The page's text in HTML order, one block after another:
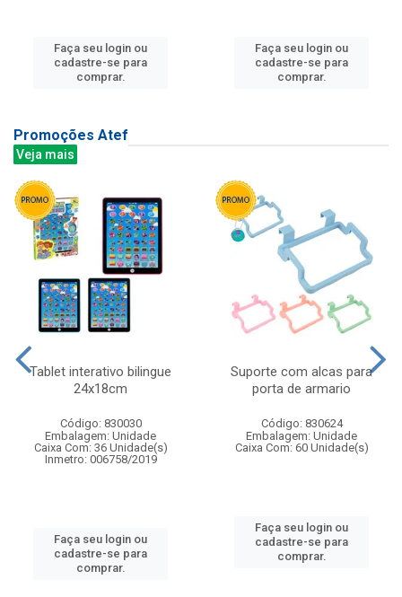
Faça seu login ou
cadastre-se para
comprar.
Faça seu login ou
cadastre-se para
comprar.
Promoções Atef
Veja mais
Tablet interativo bilingue
24x18cm
Código: 830030
Embalagem: Unidade
Caixa Com: 36 Unidade(s)
Inmetro: 006758/2019
Faça seu login ou
cadastre-se para
comprar.
Suporte com alcas para
porta de armario
Código: 830624
Embalagem: Unidade
Caixa Com: 60 Unidade(s)
Faça seu login ou
cadastre-se para
comprar.